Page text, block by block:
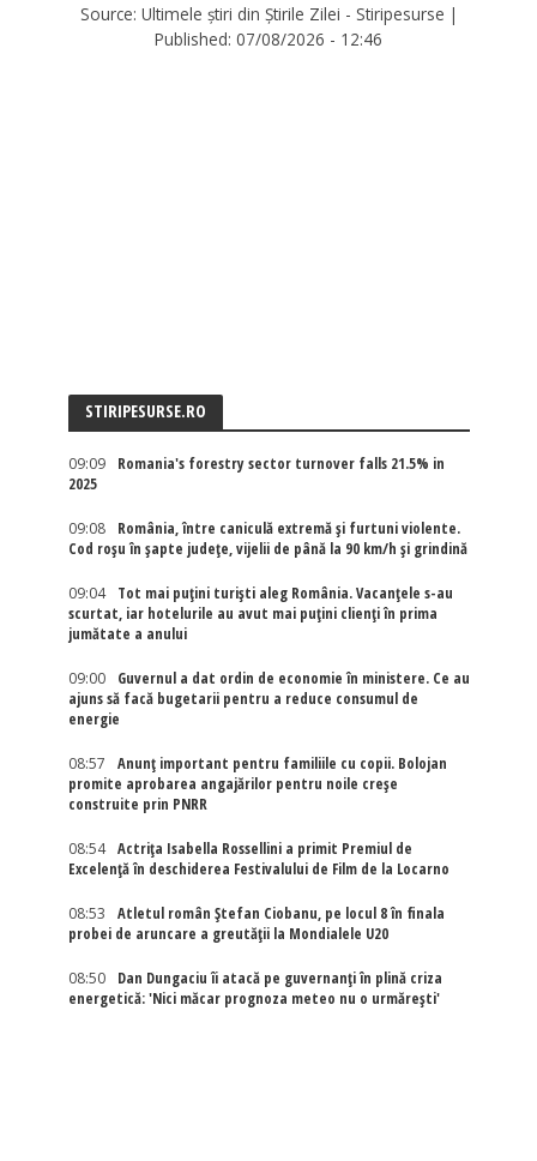
Source: Ultimele știri din Știrile Zilei - Stiripesurse |
Published: 07/08/2026 - 12:46
STIRIPESURSE.RO
09:09
Romania's forestry sector turnover falls 21.5% in
2025
09:08
România, între caniculă extremă și furtuni violente.
Cod roșu în șapte județe, vijelii de până la 90 km/h și grindină
09:04
Tot mai puțini turiști aleg România. Vacanțele s-au
scurtat, iar hotelurile au avut mai puțini clienți în prima
jumătate a anului
09:00
Guvernul a dat ordin de economie în ministere. Ce au
ajuns să facă bugetarii pentru a reduce consumul de
energie
08:57
Anunț important pentru familiile cu copii. Bolojan
promite aprobarea angajărilor pentru noile creșe
construite prin PNRR
08:54
Actriţa Isabella Rossellini a primit Premiul de
Excelenţă în deschiderea Festivalului de Film de la Locarno
08:53
Atletul român Ștefan Ciobanu, pe locul 8 în finala
probei de aruncare a greutății la Mondialele U20
08:50
Dan Dungaciu îi atacă pe guvernanți în plină criza
energetică: 'Nici măcar prognoza meteo nu o urmărești'